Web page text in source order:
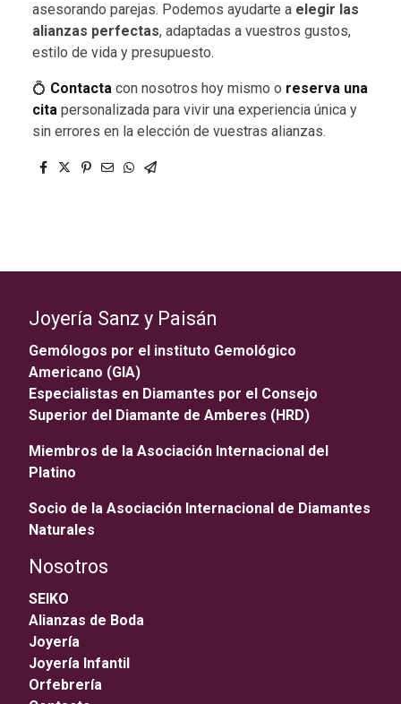
asesorando parejas. Podemos ayudarte a elegir las
alianzas perfectas, adaptadas a vuestros gustos,
estilo de vida y presupuesto.
💍 Contacta con nosotros hoy mismo o reserva una
cita personalizada para vivir una experiencia única y
sin errores en la elección de vuestras alianzas.
Joyería Sanz y Paisán
Gemólogos por el instituto Gemológico
Americano (GIA)
Especialistas en Diamantes por el Consejo
Superior del Diamante de Amberes (HRD)
Miembros de la Asociación Internacional del
Platino
Socio de la Asociación Internacional de Diamantes
Naturales
Nosotros
SEIKO
Alianzas de Boda
Joyería
Joyería Infantil
Orfebrería